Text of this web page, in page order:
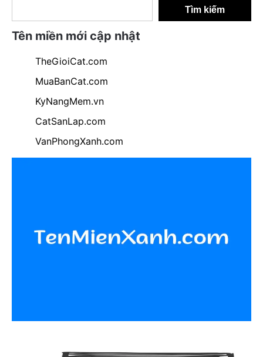
Tìm kiếm
Tên miền mới cập nhật
TheGioiCat.com
MuaBanCat.com
KyNangMem.vn
CatSanLap.com
VanPhongXanh.com